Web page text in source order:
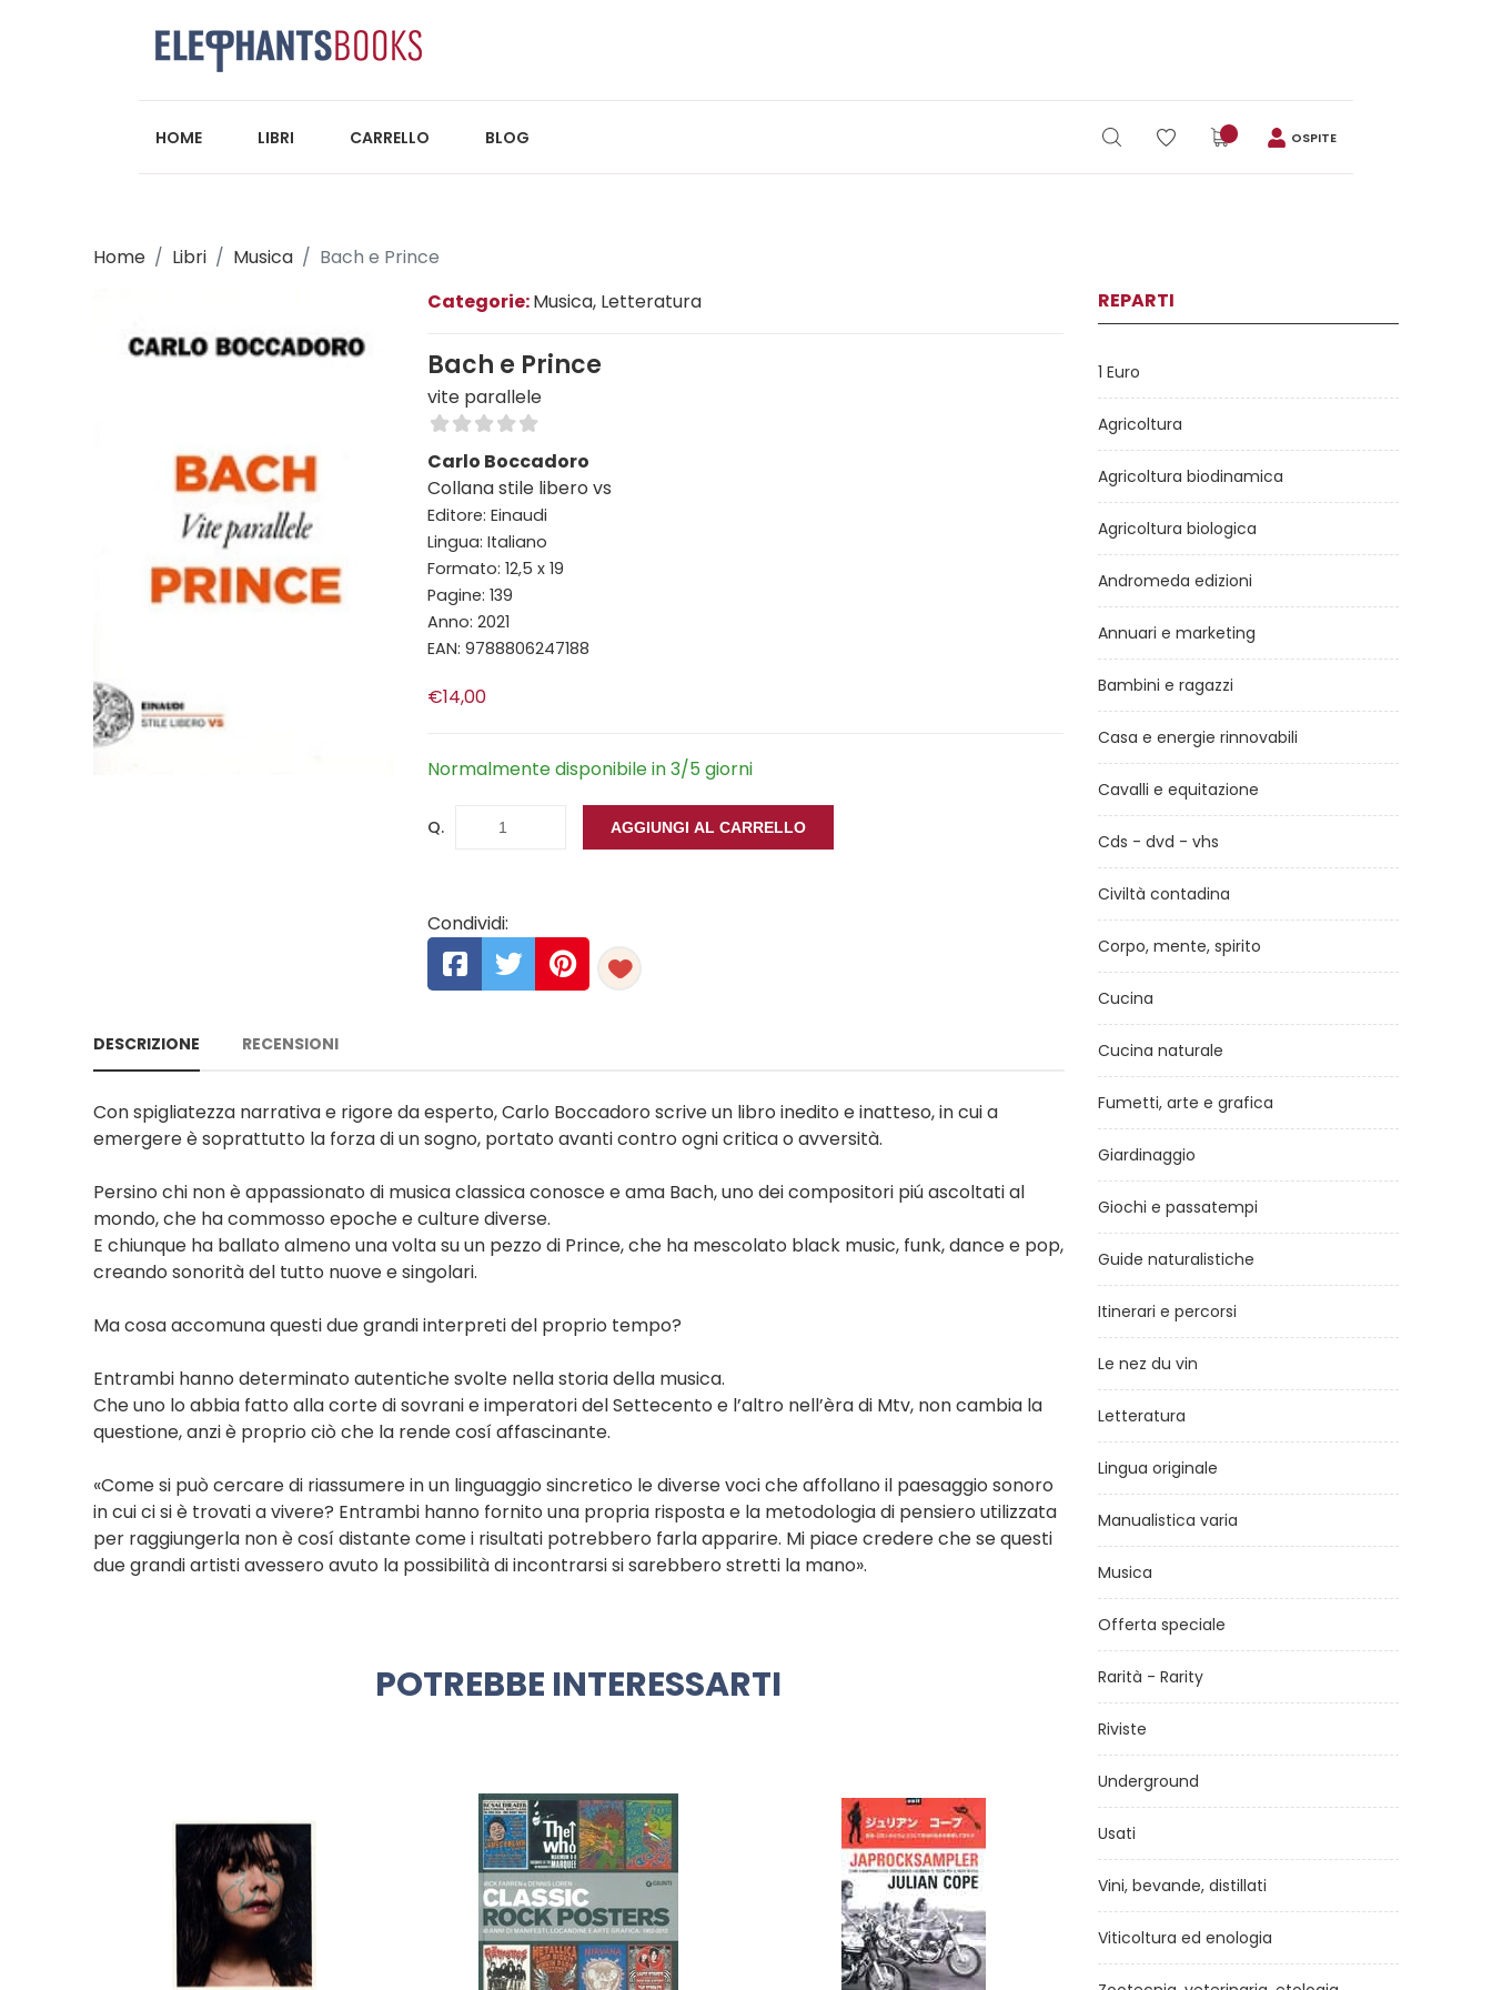
HOME LIBRI CARRELLO BLOG OSPITE
Home Libri Musica
Bach e Prince
Categorie:Musica, Letteratura
Bach e Prince
vite parallele
Carlo Boccadoro
Collana stile libero vs
Editore: Einaudi
Lingua: Italiano
Formato: 12,5 x 19
Pagine: 139
Anno: 2021
EAN: 9788806247188
€14,00
Normalmente disponibile in 3/5 giorni
Q. AGGIUNGI AL CARRELLO
Condividi:
DESCRIZIONE RECENSIONI
Con spigliatezza narrativa e rigore da esperto, Carlo Boccadoro scrive un libro inedito e inatteso, in cui a
emergere è soprattutto la forza di un sogno, portato avanti contro ogni critica o avversità.
Persino chi non è appassionato di musica classica conosce e ama Bach, uno dei compositori piú ascoltati al
mondo, che ha commosso epoche e culture diverse.
E chiunque ha ballato almeno una volta su un pezzo di Prince, che ha mescolato black music, funk, dance e pop,
creando sonorità del tutto nuove e singolari.
Ma cosa accomuna questi due grandi interpreti del proprio tempo?
Entrambi hanno determinato autentiche svolte nella storia della musica.
Che uno lo abbia fatto alla corte di sovrani e imperatori del Settecento e l’altro nell’èra di Mtv, non cambia la
questione, anzi è proprio ciò che la rende cosí affascinante.
«Come si può cercare di riassumere in un linguaggio sincretico le diverse voci che affollano il paesaggio sonoro
in cui ci si è trovati a vivere? Entrambi hanno fornito una propria risposta e la metodologia di pensiero utilizzata
per raggiungerla non è cosí distante come i risultati potrebbero farla apparire. Mi piace credere che se questi
due grandi artisti avessero avuto la possibilità di incontrarsi si sarebbero stretti la mano».
POTREBBE INTERESSARTI
REPARTI
1 Euro
Agricoltura
Agricoltura biodinamica
Agricoltura biologica
Andromeda edizioni
Annuari e marketing
Bambini e ragazzi
Casa e energie rinnovabili
Cavalli e equitazione
Cds - dvd - vhs
Civiltà contadina
Corpo, mente, spirito
Cucina
Cucina naturale
Fumetti, arte e grafica
Giardinaggio
Giochi e passatempi
Guide naturalistiche
Itinerari e percorsi
Le nez du vin
Letteratura
Lingua originale
Manualistica varia
Musica
Offerta speciale
Rarità - Rarity
Riviste
Underground
Usati
Vini, bevande, distillati
Viticoltura ed enologia